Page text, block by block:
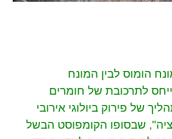
הומוס לבין המונח
לתרכובת של חומרים
של פירוק ביולוגי אירובי
שבסופו הקומפוסט הבשל